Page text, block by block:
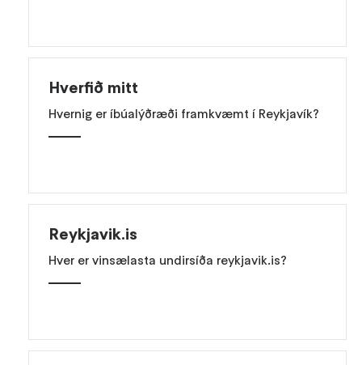
Hverfið mitt
Hvernig er íbúalýðræði framkvæmt í Reykjavík?
Reykjavik.is
Hver er vinsælasta undirsíða reykjavik.is?